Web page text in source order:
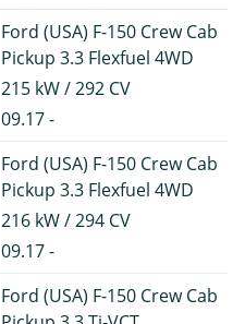
Ford (USA) F-150 Crew Cab
Pickup 3.3 Flexfuel 4WD
215 kW / 292 CV
09.17 -
Ford (USA) F-150 Crew Cab
Pickup 3.3 Flexfuel 4WD
216 kW / 294 CV
09.17 -
Ford (USA) F-150 Crew Cab